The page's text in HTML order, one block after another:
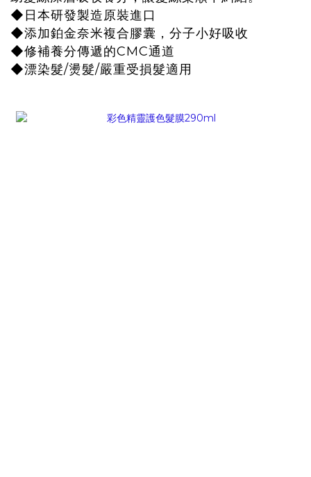
◆日本研發製造原裝進口
◆添加鉑金奈米複合膠囊，分子小好吸收
◆修補養分傳遞的CMC通道
◆漂染髮/燙髮/嚴重受損髮適用